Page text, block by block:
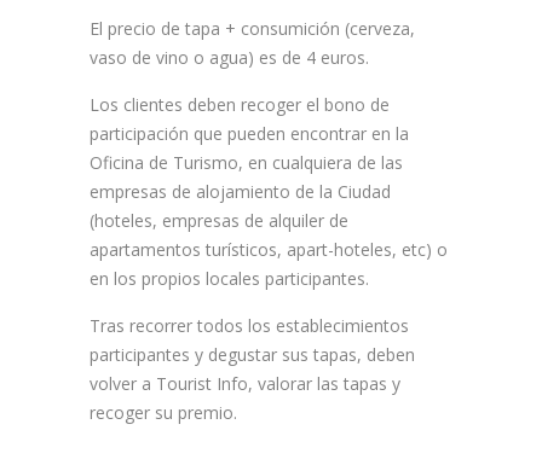
El precio de tapa + consumición (cerveza,
vaso de vino o agua) es de 4 euros.
Los clientes deben recoger el bono de
participación que pueden encontrar en la
Oficina de Turismo, en cualquiera de las
empresas de alojamiento de la Ciudad
(hoteles, empresas de alquiler de
apartamentos turísticos, apart-hoteles, etc) o
en los propios locales participantes.
Tras recorrer todos los establecimientos
participantes y degustar sus tapas, deben
volver a Tourist Info, valorar las tapas y
recoger su premio.